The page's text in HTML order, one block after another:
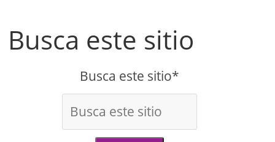
V
i
d
Busca este sitio
Busca este sitio*